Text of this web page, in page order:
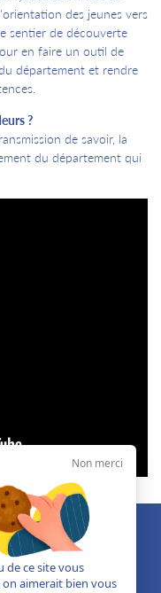
des jeunes vers
sentier de découverte
en faire un outil de
département et rendre
?
de savoir, la
du département qui
Non merci
de ce site vous
on aimerait bien vous